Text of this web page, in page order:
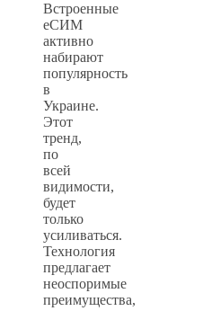
Встроенные
еСИМ
активно
набирают
популярность
в
Украине.
Этот
тренд,
по
всей
видимости,
будет
только
усиливаться.
Технология
предлагает
неоспоримые
преимущества,